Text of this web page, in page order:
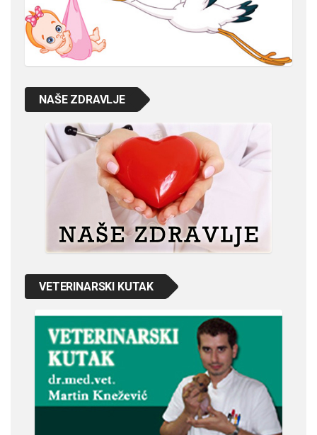
NAŠE ZDRAVLJE
VETERINARSKI KUTAK